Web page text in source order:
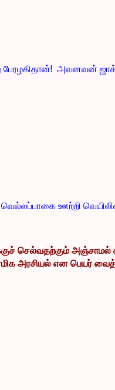
பேரழகிதான்! அவனவன்
ஊற்றி வெயிலில்
செல்வதற்கும்
அரசியல் என பெயர்